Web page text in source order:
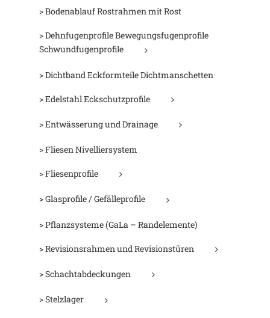
> Bodenablauf Rostrahmen mit Rost
> Dehnfugenprofile Bewegungsfugenprofile
Schwundfugenprofile
> Dichtband Eckformteile Dichtmanschetten
> Edelstahl Eckschutzprofile
> Entwässerung und Drainage
> Fliesen Nivelliersystem
> Fliesenprofile
> Glasprofile / Gefälleprofile
> Pflanzsysteme (GaLa – Randelemente)
> Revisionsrahmen und Revisionstüren
> Schachtabdeckungen
> Stelzlager